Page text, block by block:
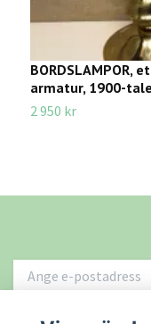
BORDSLAMPOR,
armatur, 1900-
2 950 kr